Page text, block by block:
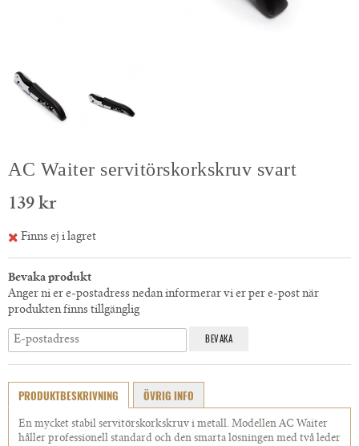
AC Waiter servitörskorkskruv svart
139 kr
Finns ej i lagret
Bevaka produkt
Anger ni er e-postadress nedan informerar vi er per e-post när
produkten finns tillgänglig
BEVAKA
PRODUKTBESKRIVNING ÖVRIG INFO
En mycket stabil servitörskorkskruv i metall. Modellen AC Waiter
håller professionell standard och den smarta lösningen med två leder